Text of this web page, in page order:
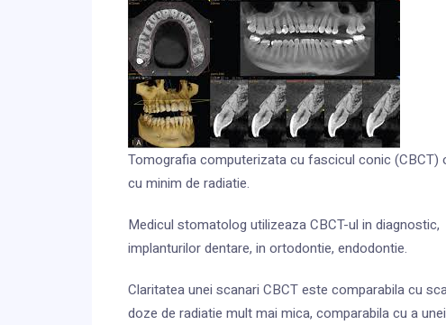
Tomografia computerizata cu fascicul conic (CBCT)
cu minim de radiatie.
Medicul stomatolog utilizeaza CBCT-ul in
implanturilor dentare, in ortodontie, endodontie.
Claritatea unei scanari CBCT este comparabila cu
doze de radiatie mult mai mica, comparabila cu a